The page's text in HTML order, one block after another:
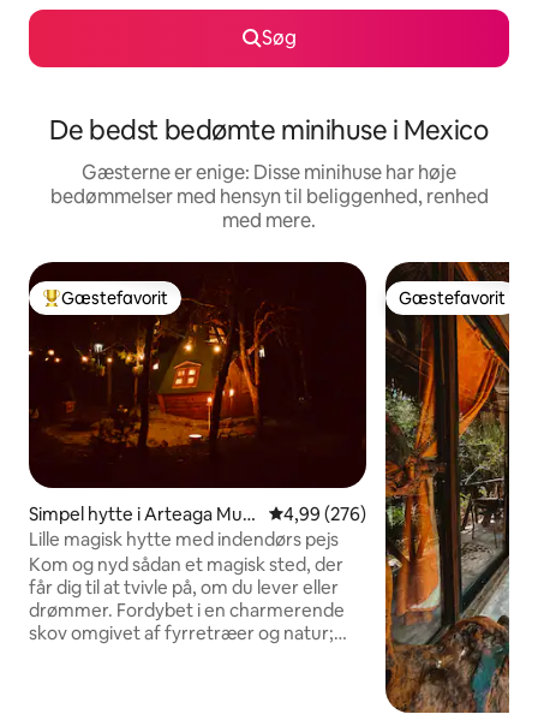
Søg
De bedst bedømte minihuse i Mexico
Gæsterne er enige: Disse minihuse har høje
bedømmelser med hensyn til beliggenhed, renhed
med mere.
Bedste gæstefavorit
Gæstefavorit
Simpel hytte i Arteaga Muni
cipality
4,99 ud af 5 i gennemsnitlig
4,99 (276)
Lille magisk hytte med indendørs pejs
Kom og nyd sådan et magisk sted, der
får dig til at tvivle på, om du lever eller
drømmer. Fordybet i en charmerende
skov omgivet af fyrretræer og natur;
Gæstefavorit
Gæstefavorit